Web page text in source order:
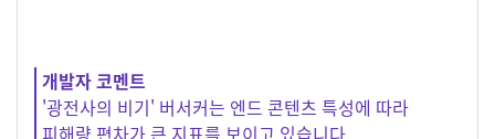
개발자 코멘트
'광전사의 비기' 버서커는 엔드 콘텐츠 특성에 따라